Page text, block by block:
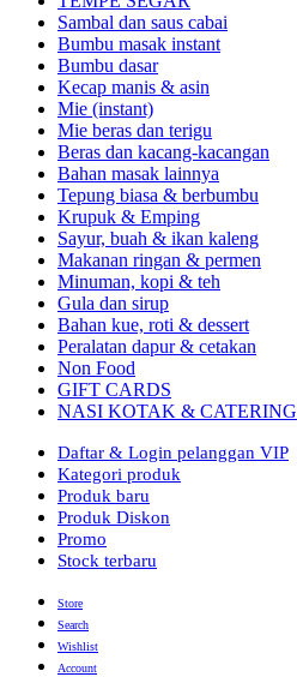
Sambal dan saus cabai
Bumbu masak instant
Bumbu dasar
Kecap manis & asin
Mie (instant)
Mie beras dan terigu
Beras dan kacang-kacangan
Bahan masak lainnya
Tepung biasa & berbumbu
Krupuk & Emping
Sayur, buah & ikan kaleng
Makanan ringan & permen
Minuman, kopi & teh
Gula dan sirup
Bahan kue, roti & dessert
Peralatan dapur & cetakan
Non Food
GIFT CARDS
NASI KOTAK & CATERING
Daftar & Login pelanggan VIP
Kategori produk
Produk baru
Produk Diskon
Promo
Stock terbaru
Store
Search
Wishlist
Account